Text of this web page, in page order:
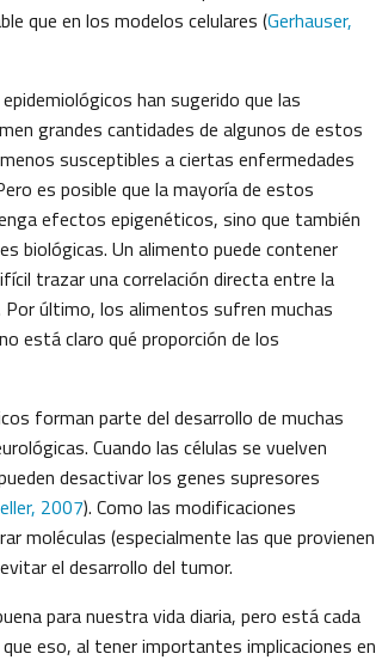
que en los modelos celulares (Gerhauser,
han sugerido que las
grandes cantidades de algunos de estos
susceptibles a ciertas enfermedades
es posible que la mayoría de estos
efectos epigenéticos, sino que también
biológicas. Un alimento puede contener
trazar una correlación directa entre la
último, los alimentos sufren muchas
está claro qué proporción de los
forman parte del desarrollo de muchas
Cuando las células se vuelven
desactivar los genes supresores
2007). Como las modificaciones
moléculas (especialmente las que provienen
el desarrollo del tumor.
para nuestra vida diaria, pero está cada
eso, al tener importantes implicaciones en